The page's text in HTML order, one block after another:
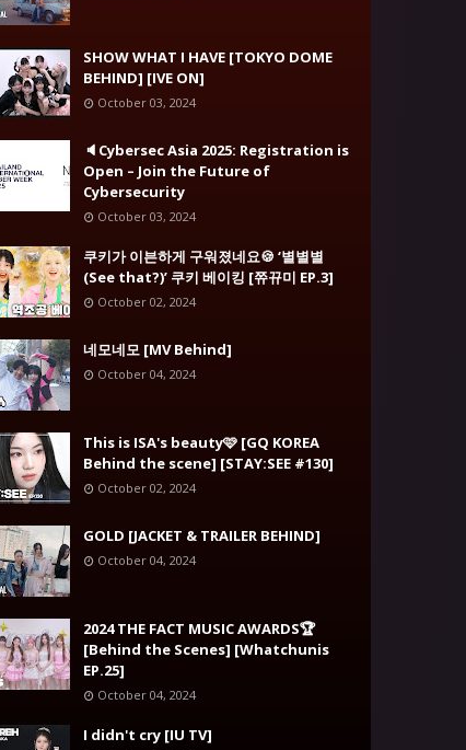
SHOW WHAT I HAVE [TOKYO DOME
BEHIND] [IVE ON]
October 03, 2024
🔈Cybersec Asia 2025: Registration is
Open – Join the Future of
Cybersecurity
October 03, 2024
쿠키가 이븐하게 구워졌네요🍪 ‘별별별
(See that?)’ 쿠키 베이킹 [쮸뀨미 EP.3]
October 02, 2024
네모네모 [MV Behind]
October 04, 2024
This is ISA's beauty🩷 [GQ KOREA
Behind the scene] [STAY:SEE #130]
October 02, 2024
GOLD [JACKET & TRAILER BEHIND]
October 04, 2024
2024 THE FACT MUSIC AWARDS🏆
[Behind the Scenes] [Whatchunis
EP.25]
October 04, 2024
I didn't cry [IU TV]